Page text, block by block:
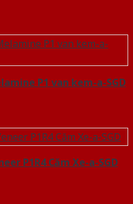
P1 van kem-a-SGD
P1R4 Căm Xe-a-SGD